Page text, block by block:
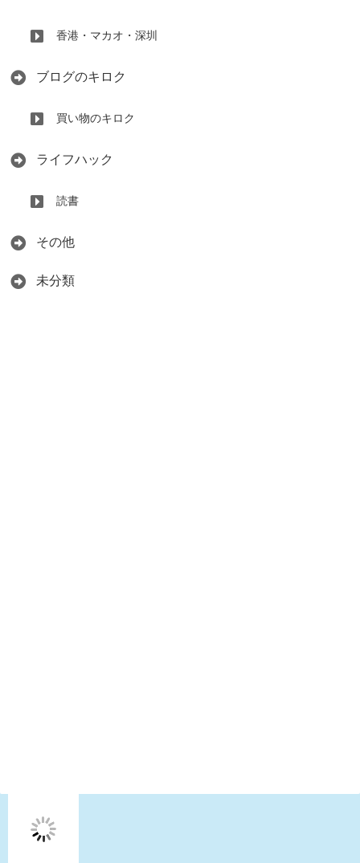
香港・マカオ・深圳
ブログのキロク
買い物のキロク
ライフハック
読書
その他
未分類